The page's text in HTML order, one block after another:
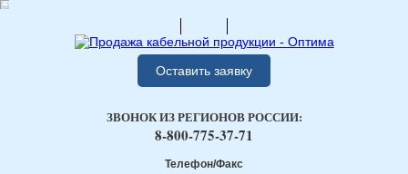
Оставить заявку
Телефон/Факс
ЗВОНОК ИЗ РЕГИОНОВ РОССИИ:
8-800-775-37-71